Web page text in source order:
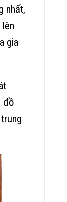
nhất,
gia
đồ